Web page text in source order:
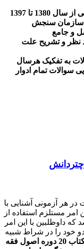
گرداوری 20 دوره سوالات حقوق مدنی از سال 1380 تا 1397
سازمان سنجش
و جامع
نظر و تشریح علت
به تفکیک هرسال
سوالات تمام ادوار
هر آزمونی آشنایی با
مستلزم استفاده از
داوطلبین با این امر
خود را در شراط شبیه
جهت سهولت مراجعه به کتاب 20 دوره اصول فقه